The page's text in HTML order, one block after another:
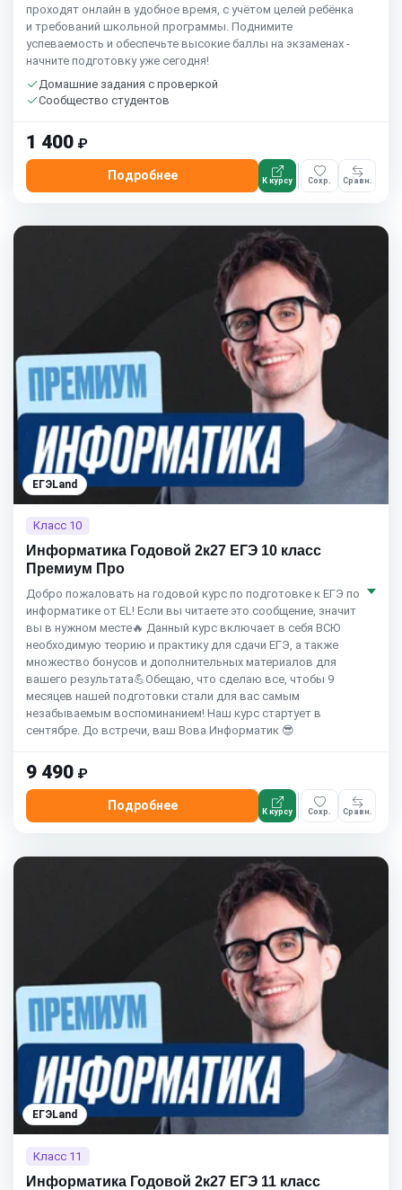
проходят онлайн в удобное время, с учётом целей ребёнка
и требований школьной программы. Поднимите
успеваемость и обеспечьте высокие баллы на экзаменах -
начните подготовку уже сегодня!
Домашние задания с проверкой
Сообщество студентов
1 400 ₽
Подробнее К курсу Сохр. Сравн.
ЕГЭLand
Класс 10
Информатика Годовой 2к27 ЕГЭ 10 класс
Премиум Про
Добро пожаловать на годовой курс по подготовке к ЕГЭ по
информатике от EL! Если вы читаете это сообщение, значит
вы в нужном месте🔥 Данный курс включает в себя ВСЮ
необходимую теорию и практику для сдачи ЕГЭ, а также
множество бонусов и дополнительных материалов для
вашего результата💪Обещаю, что сделаю все, чтобы 9
месяцев нашей подготовки стали для вас самым
незабываемым воспоминанием! Наш курс стартует в
сентябре. До встречи, ваш Вова Информатик 😎
9 490 ₽
Подробнее К курсу Сохр. Сравн.
ЕГЭLand
Класс 11
Информатика Годовой 2к27 ЕГЭ 11 класс